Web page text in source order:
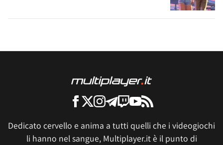
Dedicato cervello e anima a tutti quelli che i videogiochi
li hanno nel sangue, Multiplayer.it è il punto di